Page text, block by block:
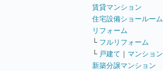
賃貸マンション
住宅設備ショールーム
リフォーム
└ フルリフォーム
└ 戸建て ｜ マンション
新築分譲マンション